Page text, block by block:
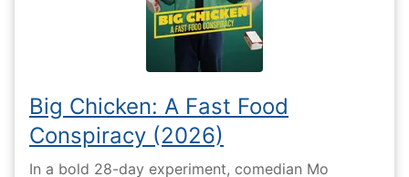
Big Chicken: A Fast Food
Conspiracy (2026)
In a bold 28-day experiment, comedian Mo